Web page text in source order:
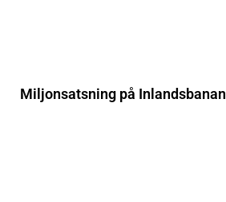
Miljonsatsning på Inlandsbanan